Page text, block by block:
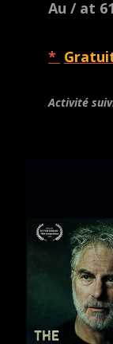
Au / at
*
Activité